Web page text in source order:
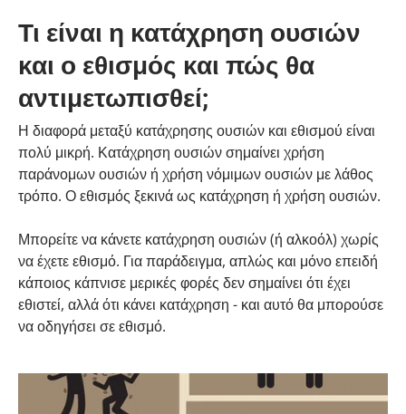
Τι είναι η κατάχρηση ουσιών
και ο εθισμός και πώς θα
αντιμετωπισθεί;
Η διαφορά μεταξύ κατάχρησης ουσιών και εθισμού είναι
πολύ μικρή. Κατάχρηση ουσιών σημαίνει χρήση
παράνομων ουσιών ή χρήση νόμιμων ουσιών με λάθος
τρόπο. Ο εθισμός ξεκινά ως κατάχρηση ή χρήση ουσιών.
Μπορείτε να κάνετε κατάχρηση ουσιών (ή αλκοόλ) χωρίς
να έχετε εθισμό. Για παράδειγμα, απλώς και μόνο επειδή
κάποιος κάπνισε μερικές φορές δεν σημαίνει ότι έχει
εθιστεί, αλλά ότι κάνει κατάχρηση - και αυτό θα μπορούσε
να οδηγήσει σε εθισμό.